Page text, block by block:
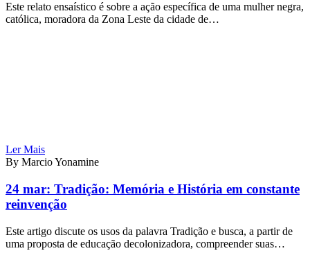
Este relato ensaístico é sobre a ação específica de uma mulher negra,
católica, moradora da Zona Leste da cidade de…
Ler Mais
By Marcio Yonamine
24 mar: Tradição: Memória e História em constante
reinvenção
Este artigo discute os usos da palavra Tradição e busca, a partir de
uma proposta de educação decolonizadora, compreender suas…